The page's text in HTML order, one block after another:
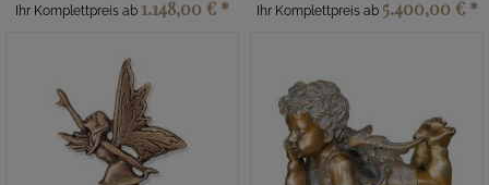
Ihr Komplettpreis ab 1.148,00 € * Ihr Komplettpreis ab 5.400,00 € *